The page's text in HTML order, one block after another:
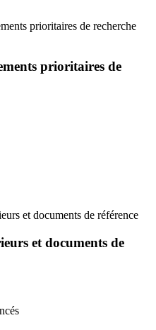
prioritaires de recherche
prioritaires de
et documents de référence
et documents de